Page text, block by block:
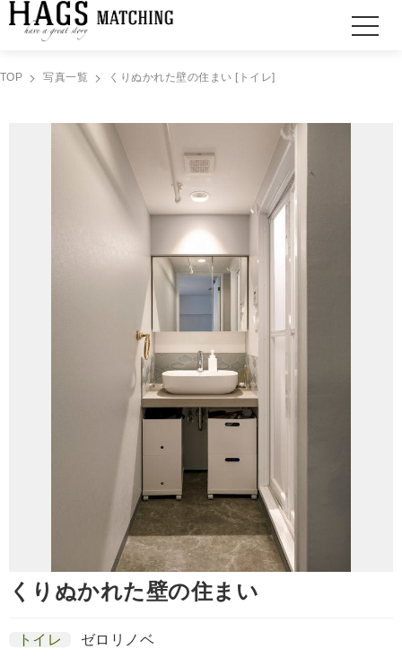
TOP 写真一覧 くりぬかれた壁の住まい [トイレ]
くりぬかれた壁の住まい
トイレ ゼロリノベ